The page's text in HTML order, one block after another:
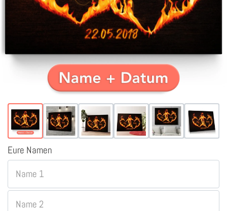
Eure Namen
Name 1
Name 2